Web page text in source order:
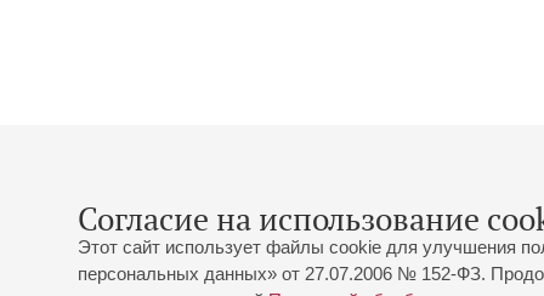
Согласие на использование
Этот сайт использует файлы cookie для улучшения
персональных данных» от 27.07.2006 № 152-ФЗ.